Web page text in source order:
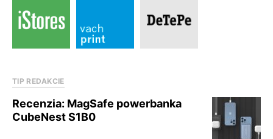
TIP REDAKCIE
Recenzia: MagSafe powerbanka
CubeNest S1B0